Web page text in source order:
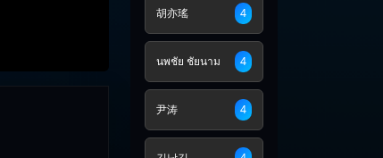
胡亦瑤 4
นพชัย ชัยนาม 4
尹涛 4